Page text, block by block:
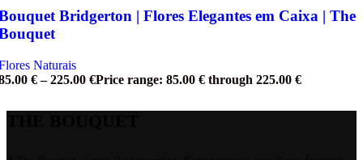
Bridgerton | Flores Elegantes em Caixa | The
Naturais
€ – 225.00 €Price range: 85.00 € through 225.00 €